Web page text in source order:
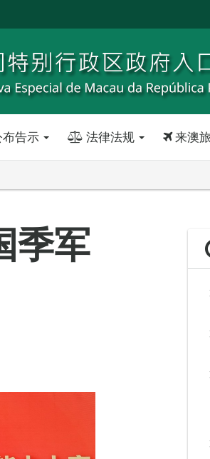
告示 法律法规 来澳
季军